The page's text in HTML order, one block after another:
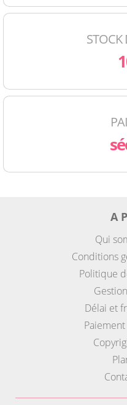
STOCK
A
Qui
Conditions
Politique
Délai et